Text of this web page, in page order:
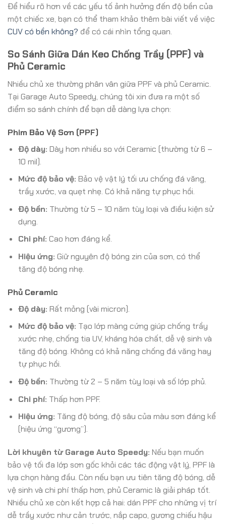
Để hiểu rõ hơn về các yếu tố ảnh hưởng đến độ bền của
một chiếc xe, bạn có thể tham khảo thêm bài viết về việc
CUV có bền không? để có cái nhìn tổng quan.
So Sánh Giữa Dán Keo Chống Trầy (PPF) và
Phủ Ceramic
Nhiều chủ xe thường phân vân giữa PPF và phủ Ceramic.
Tại Garage Auto Speedy, chúng tôi xin đưa ra một số
điểm so sánh chính để bạn dễ dàng lựa chọn:
Phim Bảo Vệ Sơn (PPF)
Độ dày: Dày hơn nhiều so với Ceramic (thường từ 6 –
10 mil).
Mức độ bảo vệ: Bảo vệ vật lý tối ưu chống đá văng,
trầy xước, va quẹt nhẹ. Có khả năng tự phục hồi.
Độ bền: Thường từ 5 – 10 năm tùy loại và điều kiện sử
dụng.
Chi phí: Cao hơn đáng kể.
Hiệu ứng: Giữ nguyên độ bóng zin của sơn, có thể
tăng độ bóng nhẹ.
Phủ Ceramic
Độ dày: Rất mỏng (vài micron).
Mức độ bảo vệ: Tạo lớp màng cứng giúp chống trầy
xước nhẹ, chống tia UV, kháng hóa chất, dễ vệ sinh và
tăng độ bóng. Không có khả năng chống đá văng hay
tự phục hồi.
Độ bền: Thường từ 2 – 5 năm tùy loại và số lớp phủ.
Chi phí: Thấp hơn PPF.
Hiệu ứng: Tăng độ bóng, độ sâu của màu sơn đáng kể
(hiệu ứng “gương”).
Lời khuyên từ Garage Auto Speedy: Nếu bạn muốn
bảo vệ tối đa lớp sơn gốc khỏi các tác động vật lý, PPF là
lựa chọn hàng đầu. Còn nếu bạn ưu tiên tăng độ bóng, dễ
vệ sinh và chi phí thấp hơn, phủ Ceramic là giải pháp tốt.
Nhiều chủ xe còn kết hợp cả hai: dán PPF cho những vị trí
dễ trầy xước như cản trước, nắp capo, gương chiếu hậu